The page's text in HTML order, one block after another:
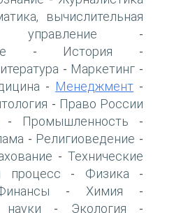
вычислительная
-
- История -
- Маркетинг -
- Менеджмент -
- Право России
- Промышленность -
- Религиоведение -
- Технические
процесс - Физика -
- Химия -
- Экология -